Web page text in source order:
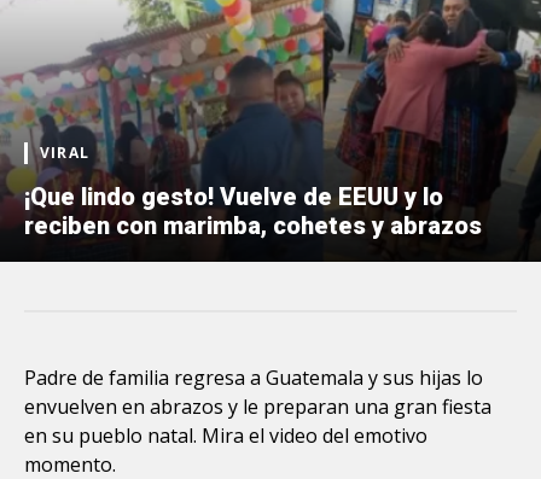
VIRAL
¡Que lindo gesto! Vuelve de EEUU y lo
reciben con marimba, cohetes y abrazos
Padre de familia regresa a Guatemala y sus hijas lo
envuelven en abrazos y le preparan una gran fiesta
en su pueblo natal. Mira el video del emotivo
momento.